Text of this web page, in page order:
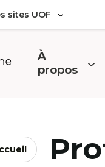
sites UOF
Ouvrir
À
propos